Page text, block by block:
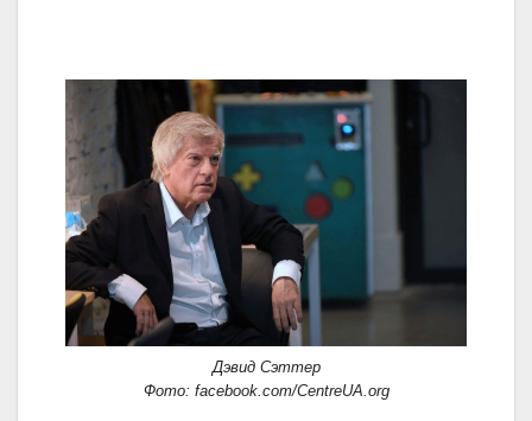
Дэвид Сэттер
Фото: facebook.com/CentreUA.org